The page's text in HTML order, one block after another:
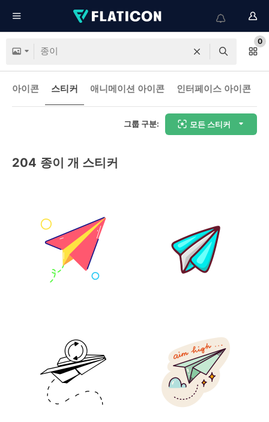
0
아이콘 스티커 애니메이션 아이콘 인터페이스 아이콘
그룹 구분: 모든 스티커
204 종이 개 스티커